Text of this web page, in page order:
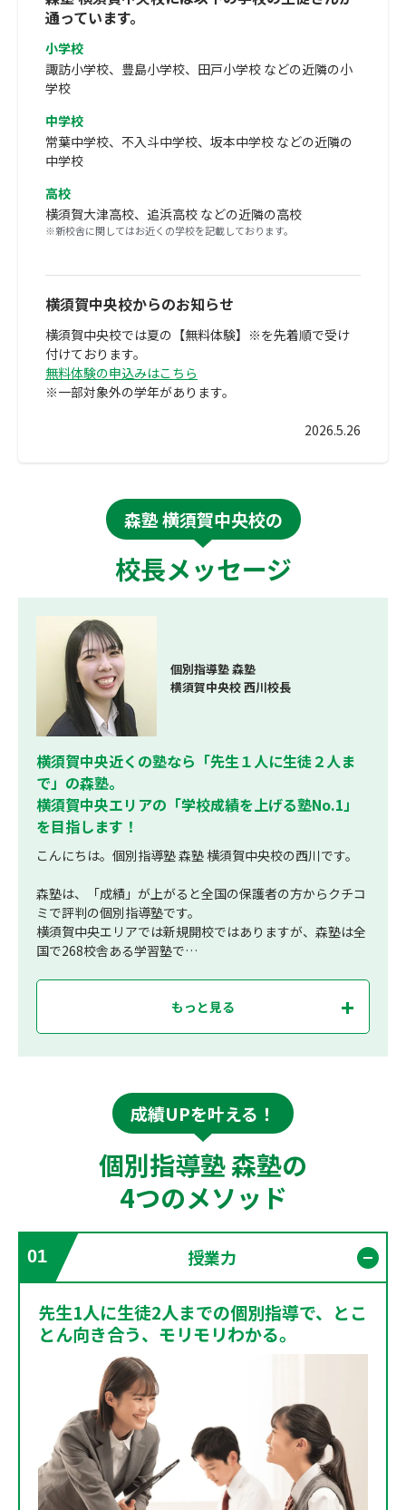
通っています。
小学校
諏訪小学校、豊島小学校、田戸小学校 などの近隣の小
学校
中学校
常葉中学校、不入斗中学校、坂本中学校 などの近隣の
中学校
高校
横須賀大津高校、追浜高校 などの近隣の高校
※新校舎に関してはお近くの学校を記載しております。
横須賀中央校からのお知らせ
横須賀中央校では夏の【無料体験】※を先着順で受け
付けております。
無料体験の申込みはこちら
※一部対象外の学年があります。
2026.5.26
森塾 横須賀中央校の
校長メッセージ
個別指導塾 森塾
横須賀中央校 西川校長
横須賀中央近くの塾なら「先生１人に生徒２人ま
で」の森塾。
横須賀中央エリアの「学校成績を上げる塾No.1」
を目指します！
こんにちは。個別指導塾 森塾 横須賀中央校の西川です。
森塾は、「成績」が上がると全国の保護者の方からクチコ
ミで評判の個別指導塾です。
横須賀中央エリアでは新規開校ではありますが、森塾は全
国で268校舎ある学習塾で…
もっと見る
成績UPを叶える！
個別指導塾 森塾の
4つのメソッド
01 授業力
先生1人に生徒2人までの個別指導で、とこ
とん向き合う、モリモリわかる。